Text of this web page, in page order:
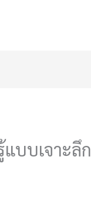
บบเจาะลึก